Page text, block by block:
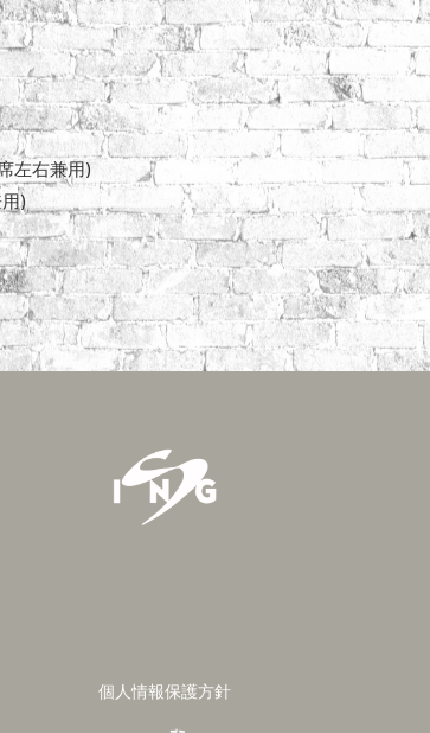
左右兼用)
)
個人情報保護方針